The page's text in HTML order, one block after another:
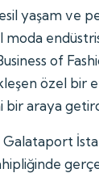
yaşam ve
of
özel
bir araya